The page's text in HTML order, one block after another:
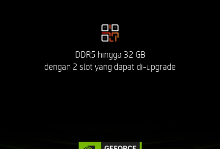
KEYBOARD TERINTEGRASI
DDR5 hingga 32 GB
dengan 2 slot yang dapat di-upgrade